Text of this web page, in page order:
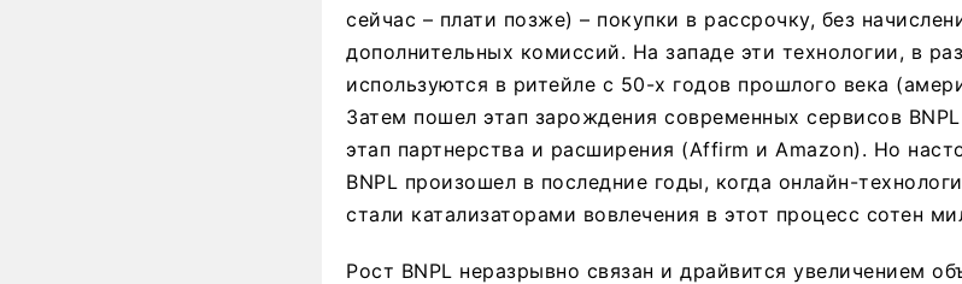
сейчас – плати позже) – покупки в рассрочку, без
дополнительных комиссий. На западе эти технологии, в
используются в ритейле с 50-х годов прошлого века
Затем пошел этап зарождения современных сервисов
этап партнерства и расширения (Affirm и Amazon). Но
BNPL произошел в последние годы, когда онлайн-
стали катализаторами вовлечения в этот процесс сотен
Рост BNPL неразрывно связан и драйвится увеличением